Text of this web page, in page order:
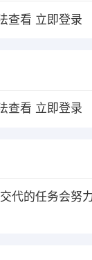
查看 立即登录
查看 立即登录
代的任务会努